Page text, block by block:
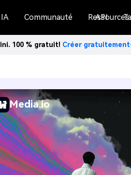
Communauté Ressources
API
100 % gratuit! Créer
Media.io